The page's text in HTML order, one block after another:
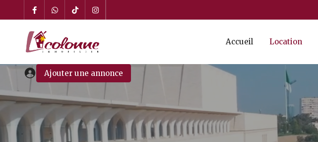
Accueil Location
Ajouter une annonce